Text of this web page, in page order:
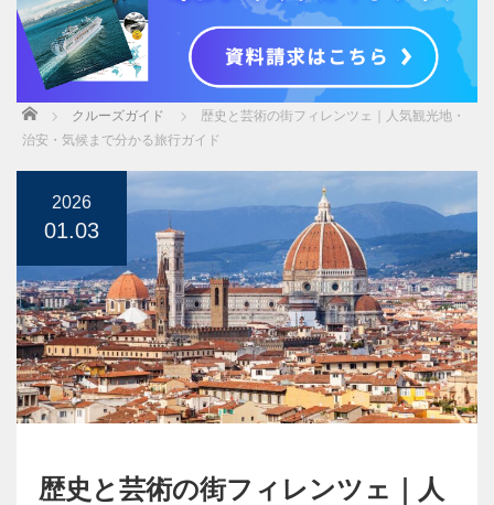
Home クルーズガイド
歴史と芸術の街フィレンツェ｜人気観光地・
治安・気候まで分かる旅行ガイド
2026
01.03
歴史と芸術の街フィレンツェ｜人